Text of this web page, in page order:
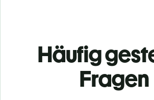
Häufig
Fragen